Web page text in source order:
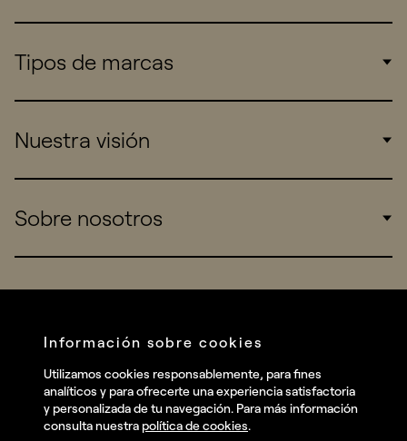
Tipos de marcas
Consumers
Startups
Nuestra visión
Work
Sobre nosotros
Talent
Contact
Instagram
Facebook
Información sobre cookies
Utilizamos cookies responsablemente, para fines
analíticos y para ofrecerte una experiencia satisfactoria
y personalizada de tu navegación. Para más información
consulta nuestra política de cookies.